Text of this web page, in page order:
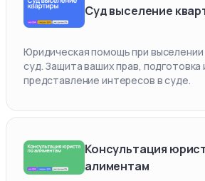
Суд выселение
Юридическая помощь при выселении
суд. Защита ваших прав, подготовка
представление интересов в суде.
Консультация
алиментам